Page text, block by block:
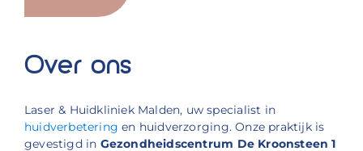
Over ons
Laser & Huidkliniek Malden, uw specialist in
huidverbetering en huidverzorging. Onze praktijk is
gevestigd in Gezondheidscentrum De Kroonsteen 1